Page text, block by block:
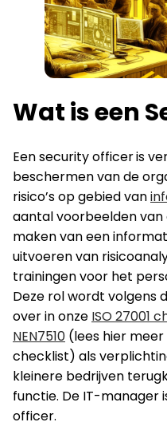
Wat is een
Een security officeris
beschermen van de
risico’s op gebied van
aantal voorbeelden van
maken van een
uitvoeren van
trainingen voor het
Deze rol wordt volgens
over in onze ISO 27001
NEN7510 (lees hier meer
checklist) als
kleinere bedrijven
functie. De IT-manager
officer.